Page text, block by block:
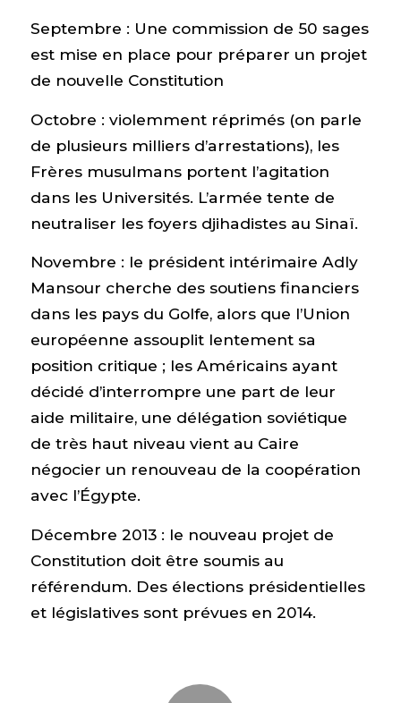
Septembre : Une commission de 50 sages
est mise en place pour préparer un projet
de nouvelle Constitution
Octobre : violemment réprimés (on parle
de plusieurs milliers d’arrestations), les
Frères musulmans portent l’agitation
dans les Universités. L’armée tente de
neutraliser les foyers djihadistes au Sinaï.
Novembre : le président intérimaire Adly
Mansour cherche des soutiens financiers
dans les pays du Golfe, alors que l’Union
européenne assouplit lentement sa
position critique ; les Américains ayant
décidé d’interrompre une part de leur
aide militaire, une délégation soviétique
de très haut niveau vient au Caire
négocier un renouveau de la coopération
avec l’Égypte.
Décembre 2013 : le nouveau projet de
Constitution doit être soumis au
référendum. Des élections présidentielles
et législatives sont prévues en 2014.